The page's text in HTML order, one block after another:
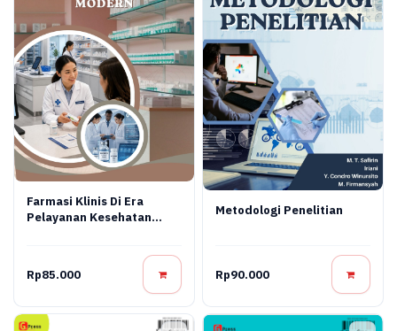
Farmasi Klinis Di Era
Pelayanan Kesehatan
Rp85.000
Metodologi Penelitian
Rp90.000